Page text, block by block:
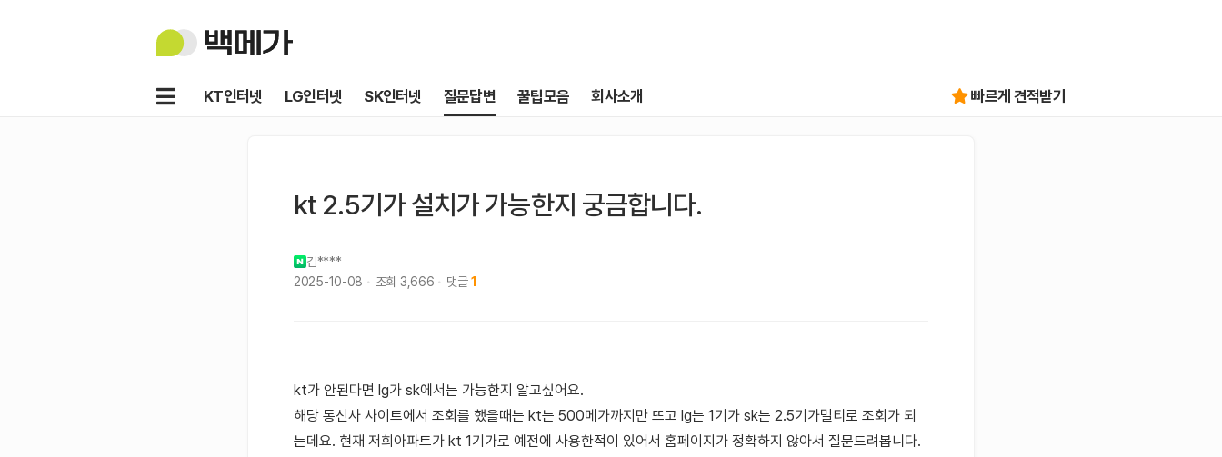
백
KT인터넷
LG인터넷 SK인터넷 질문답변 꿀팁모음 회사소개
메
빠르게 견적받기
kt 2.5기가 설치가 가능한지 궁금합니다.
김****
2025-10-08
조회 3,666 댓글 1
kt가 안된다면 lg가 sk에서는 가능한지 알고싶어요.
해당 통신사 사이트에서 조회를 했을때는 kt는 500메가까지만 뜨고 lg는 1기가 sk는 2.5기가멀티로 조회가 되
는데요. 현재 저희아파트가 kt 1기가로 예전에 사용한적이 있어서 홈페이지가 정확하지 않아서 질문드려봅니다.